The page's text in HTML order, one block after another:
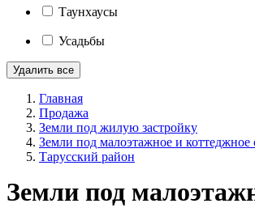
Таунхаусы
Усадьбы
Удалить все
Главная
Продажа
Земли под жилую застройку
Земли под малоэтажное и коттеджное
Тарусский район
Земли под